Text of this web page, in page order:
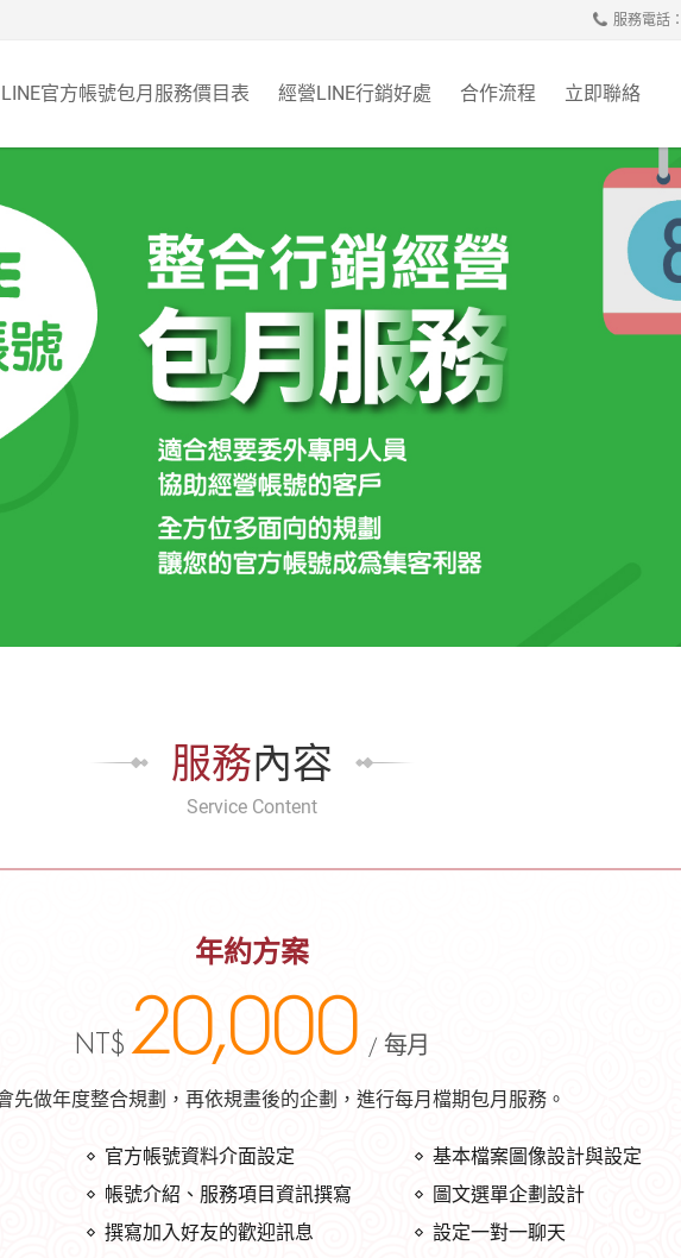
服務電話：
LINE官方帳號包月服務價目表 經營LINE行銷好處 合作流程 立即聯絡
服務內容
Service Content
年約方案
NT$ 20,000 / 每月
先做年度整合規劃，再依規畫後的企劃，進行每月檔期包月服務。
官方帳號資料介面設定
基本檔案圖像設計與設定
帳號介紹、服務項目資訊撰寫
圖文選單企劃設計
撰寫加入好友的歡迎訊息
設定一對一聊天